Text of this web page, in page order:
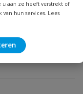
aan ze heeft verstrekt of
hun services. Lees